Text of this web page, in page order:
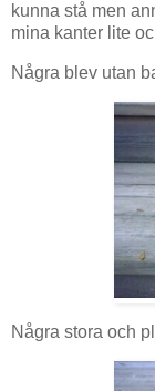
kunna stå men
mina kanter lite
Några blev utan
Några stora och